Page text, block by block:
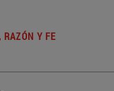
RAZÓN Y FE